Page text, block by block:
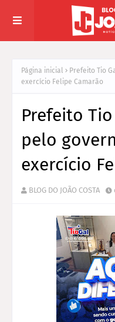
Página inicial
Prefeito Tio
exercício Felipe Camarão
Prefeito
pelo
exercício
BLOG DO JOÃO COSTA